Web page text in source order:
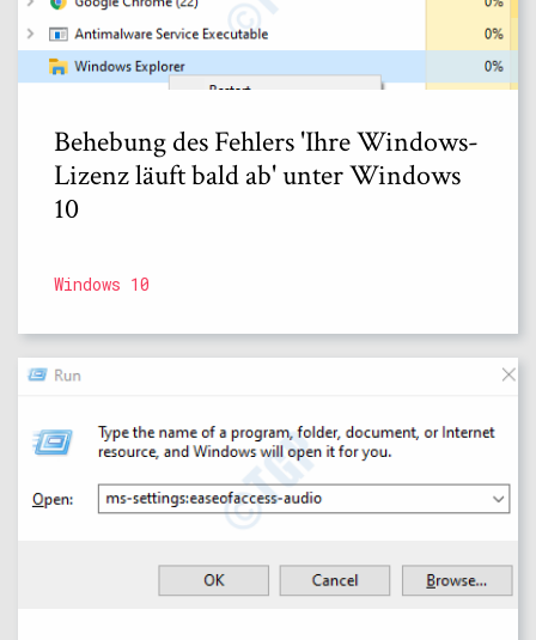
Behebung des Fehlers 'Ihre Windows-
Lizenz läuft bald ab' unter Windows
10
Windows 10